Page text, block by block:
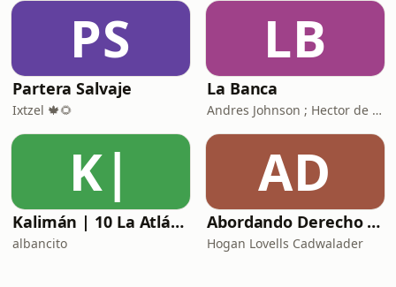
PS
Partera Salvaje
Ixtzel 🍁🌻
LB
La Banca
Andres Johnson ; Hector de la Garza
K|
Kalimán | 10 La Atlántida La Ciudad Perdida - 1966
albancito
AD
Abordando Derecho by Hogan Lovells Cadwalader
Hogan Lovells Cadwalader